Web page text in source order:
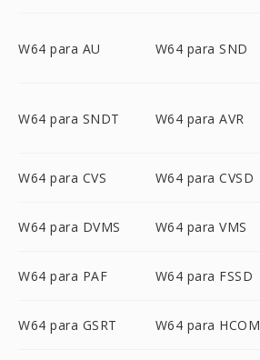
W64 para AU W64 para SND
W64 para SNDT W64 para AVR
W64 para CVS W64 para CVSD
W64 para DVMS W64 para VMS
W64 para PAF W64 para FSSD
W64 para GSRT W64 para HCOM